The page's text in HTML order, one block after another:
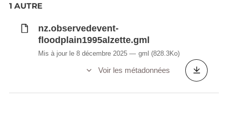
1 AUTRE
nz.observedevent-
floodplain1995alzette.gml
Mis à jour le 8 décembre 2025 gml (828.3Ko)
Voir les métadonnées